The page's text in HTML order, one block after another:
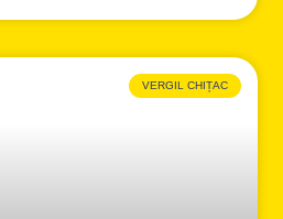
VERGIL CHIȚAC